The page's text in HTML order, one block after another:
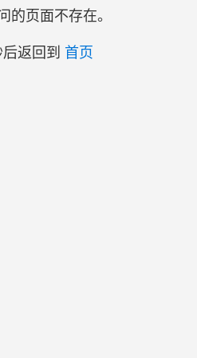
的页面不存在。
返回到 首页